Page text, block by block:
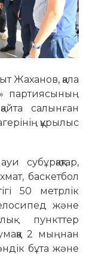
Жаханов, қала
партиясының
салынған
құрылыс
субұрқақтар,
баскетбол
50 метрлік
және
пункттер
2 мыңнан
бұта және